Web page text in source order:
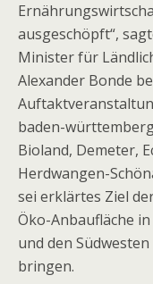
ausgeschöpft“,
Minister für
Alexander Bonde
baden-
Bioland, Demeter,
Herdwangen-
sei erklärtes Ziel
Öko-Anbaufläche
und den
bringen.